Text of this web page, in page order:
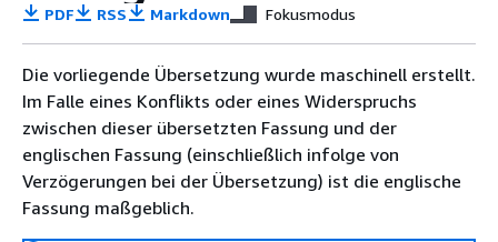
PDF RSS Markdown Fokusmodus
Die vorliegende Übersetzung wurde maschinell erstellt.
Im Falle eines Konflikts oder eines Widerspruchs
zwischen dieser übersetzten Fassung und der
englischen Fassung (einschließlich infolge von
Verzögerungen bei der Übersetzung) ist die englische
Fassung maßgeblich.